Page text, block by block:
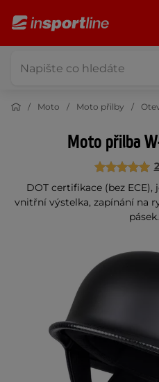
Moto Moto přilby
Moto přilba
DOT certifikace (bez
vnitřní výstelka, zapínání na
pásek.